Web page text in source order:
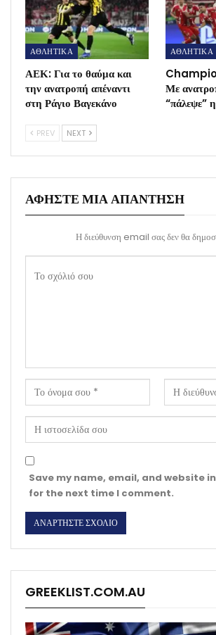
ΑΘΛΗΤΙΚΑ
ΑΕΚ: Για το θαύμα και
την ανατροπή απέναντι
στη Ράγιο Βαγεκάνο
ΑΘΛΗΤΙΚΑ
Με
“πάλεψε”
PREV NEXT
ΑΦΉΣΤΕ ΜΙΑ ΑΠΆΝΤΗΣΗ
Η διεύθυνση email σας δεν θα
Save my name, email, and website
for the next time I comment.
GREEKLIST.COM.AU